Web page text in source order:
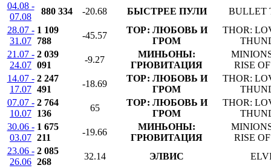
04.08 -
07.08
880 334 -20.68 БЫСТРЕЕ ПУЛИ
BULLET
28.07 -
31.07
1 109
788
-45.57
ТОР: ЛЮБОВЬ И
ГРОМ
THOR:
21.07 -
24.07
2 039
091
-9.27
МИНЬОНЫ:
ГРЮВИТАЦИЯ
RISE
14.07 -
17.07
2 247
491
-18.69
ТОР: ЛЮБОВЬ И
ГРОМ
THOR:
07.07 -
10.07
2 764
136
65
ТОР: ЛЮБОВЬ И
ГРОМ
THOR:
30.06 -
03.07
1 675
211
-19.66
МИНЬОНЫ:
ГРЮВИТАЦИЯ
RISE
23.06 -
26.06
2 085
268
32.14 ЭЛВИС